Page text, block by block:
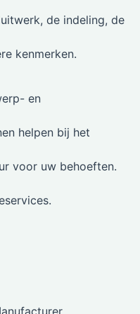
de indeling, de
kenmerken.
en
helpen bij het
voor uw behoeften.